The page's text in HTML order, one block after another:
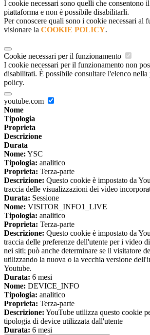
I cookie necessari sono quelli che consentono
piattaforma e non è possibile disabilitarli.
Per conoscere quali sono i cookie necessari al
visionare la COOKIE POLICY.
Cookie necessari per il funzionamento
I cookie necessari per il funzionamento non
disabilitati. È possibile consultare l'elenco
policy.
youtube.com
Nome
Tipologia
Proprieta
Descrizione
Durata
Nome: YSC
Tipologia: analitico
Proprieta: Terza-parte
Descrizione: Questo cookie è impostato da
traccia delle visualizzazioni dei video
Durata: Sessione
Nome: VISITOR_INFO1_LIVE
Tipologia: analitico
Proprieta: Terza-parte
Descrizione: Questo cookie è impostato da
traccia delle preferenze dell'utente per i video
nei siti; può anche determinare se il visitatore
utilizzando la nuova o la vecchia versione
Youtube.
Durata: 6 mesi
Nome: DEVICE_INFO
Tipologia: analitico
Proprieta: Terza-parte
Descrizione: YouTube utilizza questo cookie
tipologia di device utilizzata dall'utente
Durata: 6 mesi